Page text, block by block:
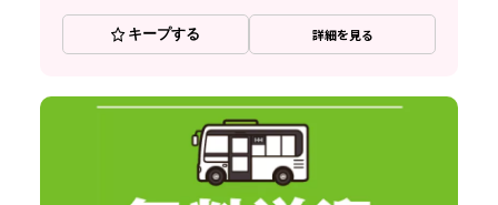
キープする 詳細を見る